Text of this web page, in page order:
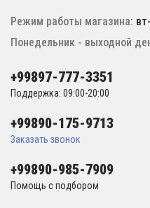
Режим работы магазина:
Понедельник - выходной
+99897-777-3351
Поддержка: 09:00-20:00
+99890-175-9713
Заказать звонок
+99890-985-7909
Помощь с подбором